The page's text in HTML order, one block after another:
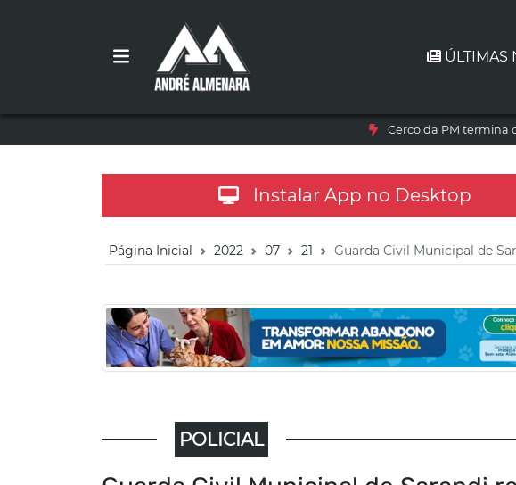
ÚLTIMAS
Cerco da PM termina
Instalar App no Desktop
Página Inicial 2022 07 21 Guarda Civil Municipal de
POLICIAL